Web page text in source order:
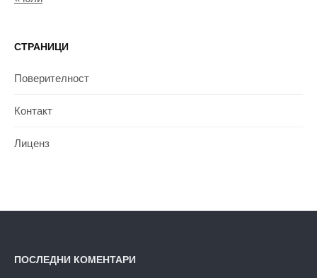
СТРАНИЦИ
Поверителност
Контакт
Лиценз
ПОСЛЕДНИ КОМЕНТАРИ